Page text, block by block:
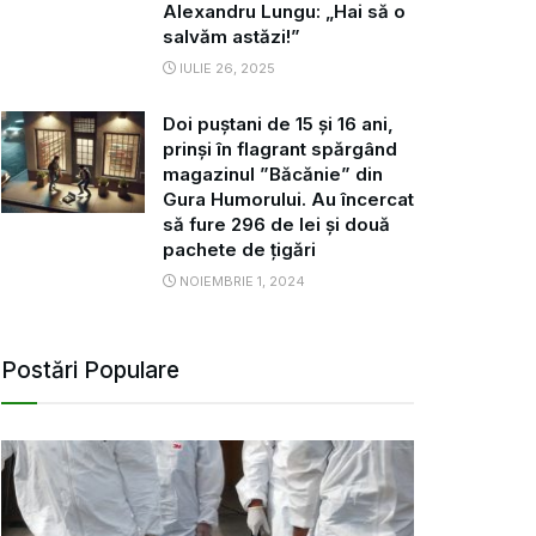
Alexandru Lungu: „Hai să o
salvăm astăzi!”
IULIE 26, 2025
Doi puștani de 15 și 16 ani,
prinși în flagrant spărgând
magazinul ”Băcănie” din
Gura Humorului. Au încercat
să fure 296 de lei și două
pachete de țigări
NOIEMBRIE 1, 2024
Postări Populare